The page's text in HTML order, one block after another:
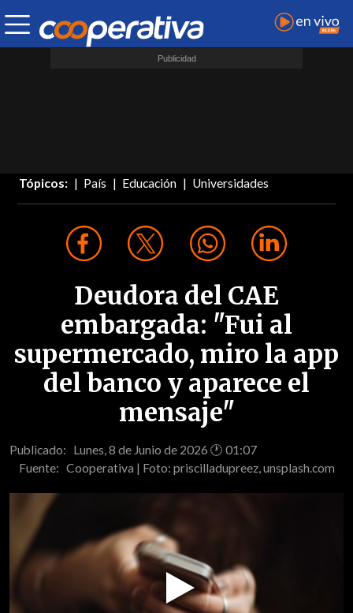
Tópicos: País Educación Universidades
Deudora del CAE
embargada: "Fui al
supermercado, miro la app
del banco y aparece el
mensaje"
Publicado: Lunes, 8 de Junio de 2026 🕐 01:07
Fuente: Cooperativa | Foto: priscilladupreez, unsplash.com
Video